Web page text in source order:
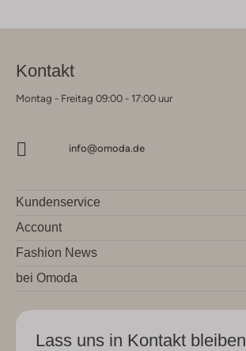
Kontakt
Montag - Freitag 09:00 - 17:00 uur
info@omoda.de
Kundenservice
Account
Fashion News
bei Omoda
Lass uns in Kontakt bleiben